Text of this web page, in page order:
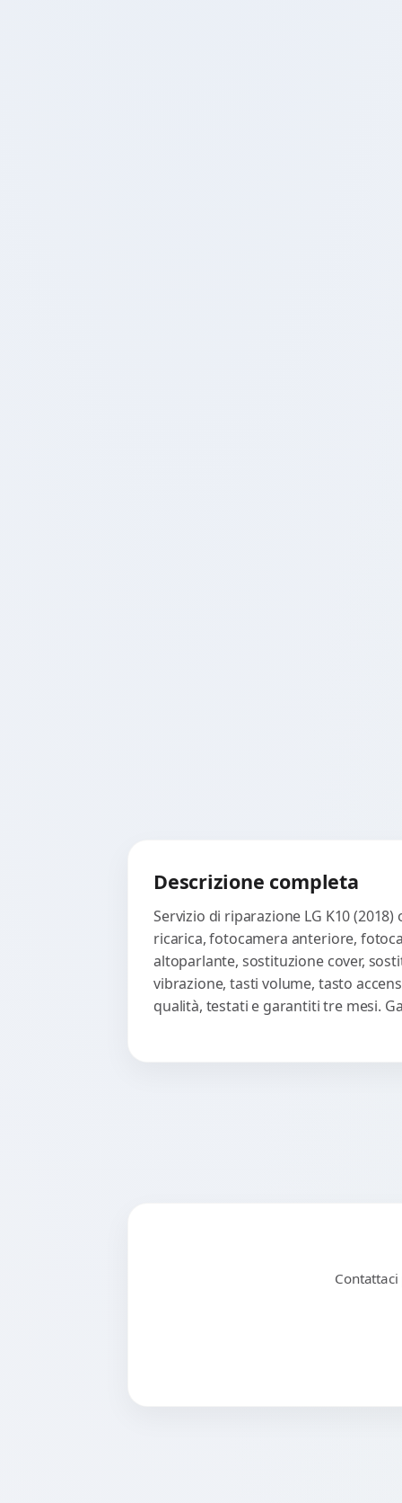
Descrizione completa
Servizio di riparazione LG K10
ricarica, fotocamera anteriore,
altoparlante, sostituzione cover,
vibrazione, tasti volume, tasto
qualità, testati e garantiti tre mesi.